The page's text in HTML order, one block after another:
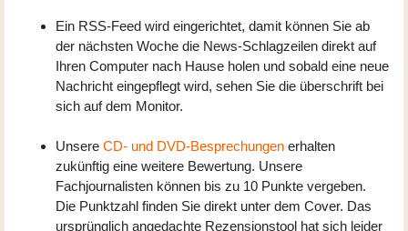
Ein RSS-Feed wird eingerichtet, damit können Sie ab
der nächsten Woche die News-Schlagzeilen direkt auf
Ihren Computer nach Hause holen und sobald eine neue
Nachricht eingepflegt wird, sehen Sie die überschrift bei
sich auf dem Monitor.
Unsere CD- und DVD-Besprechungen erhalten
zukünftig eine weitere Bewertung. Unsere
Fachjournalisten können bis zu 10 Punkte vergeben.
Die Punktzahl finden Sie direkt unter dem Cover. Das
ursprünglich angedachte Rezensionstool hat sich leider